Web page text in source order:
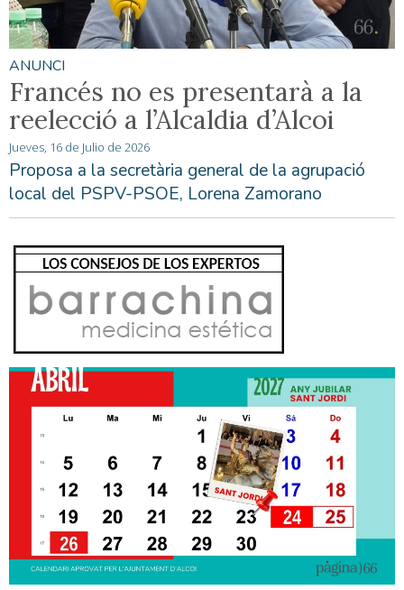
ANUNCI
Francés no es presentarà a la
reelecció a l’Alcaldia d’Alcoi
Jueves, 16 de Julio de 2026
Proposa a la secretària general de la agrupació
local del PSPV-PSOE, Lorena Zamorano